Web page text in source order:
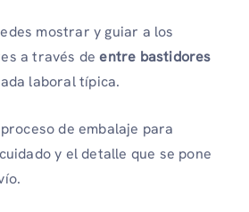
mostrar y guiar a los
a través deentre bastidores
laboral típica.
de embalaje para
y el detalle que se pone